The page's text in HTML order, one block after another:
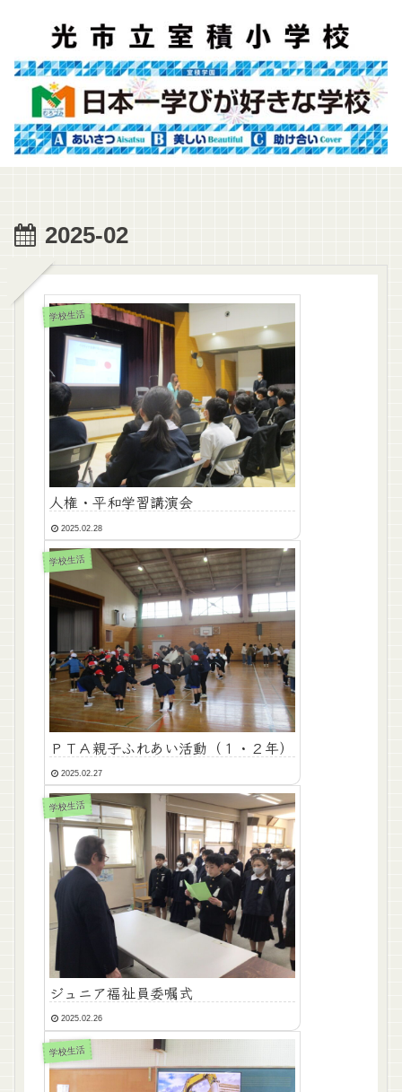
2025-02
学校生活
人権・平和学習講演会
2025.02.28
学校生活
ＰＴＡ親子ふれあい活動（１・２年）
2025.02.27
学校生活
ジュニア福祉員委嘱式
2025.02.26
学校生活